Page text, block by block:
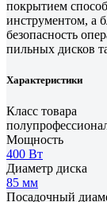
покрытием
инструментом, а
безопасность
пильных дисков
Характеристики
Класс товара
Мощность
400 Вт
Диаметр диска
85 мм
Посадочный